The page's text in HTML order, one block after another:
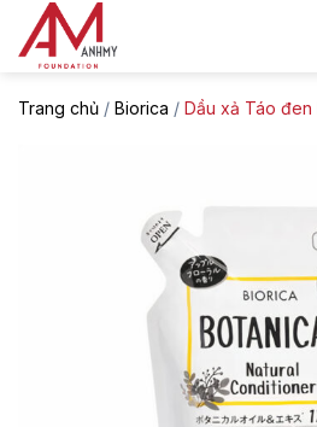
content
Trang chủ / Biorica / Dầu xả Táo đen